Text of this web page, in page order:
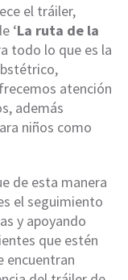
el tráiler,
‘La ruta de la
todo lo que es la
atención
además
niños como
de esta manera
el seguimiento
y apoyando
que estén
encuentran